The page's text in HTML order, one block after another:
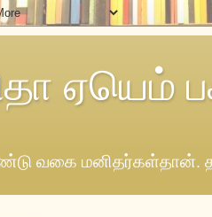
ஏயெம்
வகை மனிதர்கள்தான்.